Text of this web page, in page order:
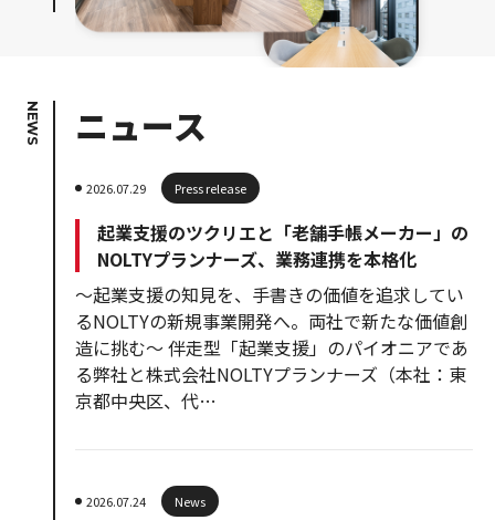
NEWS ニュース
2026.07.29 Press release
起業支援のツクリエと「老舗手帳メーカー」の
NOLTYプランナーズ、業務連携を本格化
〜起業支援の知見を、手書きの価値を追求してい
るNOLTYの新規事業開発へ。両社で新たな価値創
造に挑む〜 伴走型「起業支援」のパイオニアであ
る弊社と株式会社NOLTYプランナーズ（本社：東
京都中央区、代…
2026.07.24 News